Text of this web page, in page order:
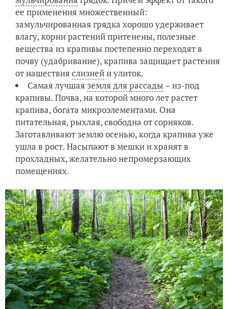
ее применения множественный:
замульчированная грядка хорошо удерживает
влагу, корни растений притенены, полезные
вещества из крапивы постепенно переходят в
почву (удабривание), крапива защищает растения
от нашествияслизнейи улиток.
Самая лучшая земля для рассады – из-под
крапивы. Почва, на которой много лет растет
крапива, богата микроэлементами. Она
питательная, рыхлая, свободна от сорняков.
Заготавливают землю осенью, когда крапива уже
ушла в рост. Насыпают в мешки и хранят в
прохладных, желательно непромерзающих
помещениях.